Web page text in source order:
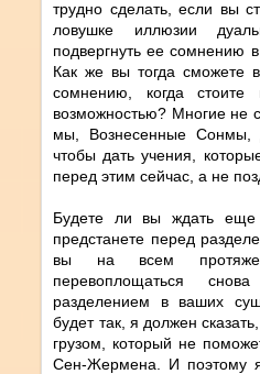
трудно сделать, если вы
ловушке иллюзии
подвергнуть ее сомнению
Как же вы тогда сможете
сомнению, когда стоите
возможностью? Многие не
мы, Вознесенные Сонмы,
чтобы дать учения,
перед этим сейчас, а не
Будете ли вы ждать
предстанете перед
вы на всем
перевоплощаться
разделением в ваших
будет так, я должен
грузом, который не
Сен-Жермена. И поэтому